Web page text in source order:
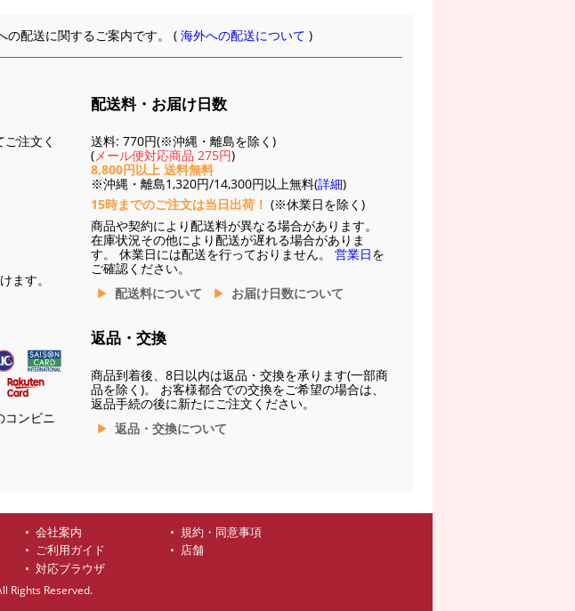
の配送に関するご案内です。 (海外への配送について )
注文く
ます。
コンビニ
配送料・お届け日数
送料: 770円(※沖縄・離島を除く)
( メール便対応商品 275円)
8,800円以上 送料無料
※沖縄・離島1,320円/14,300円以上無料(詳細)
15時までのご注文は当日出荷！ (※休業日を除く)
商品や契約により配送料が異なる場合があります。
在庫状況その他により配送が遅れる場合がありま
す。 休業日には配送を行っておりません。 営業日を
ご確認ください。
配送料について
お届け日数について
返品・交換
商品到着後、8日以内は返品・交換を承ります(一部商
品を除く)。 お客様都合での交換をご希望の場合は、
返品手続の後に新たにご注文ください。
返品・交換について
会社案内
規約・同意事項
ご利用ガイド
店舗
対応ブラウザ
Rights Reserved.